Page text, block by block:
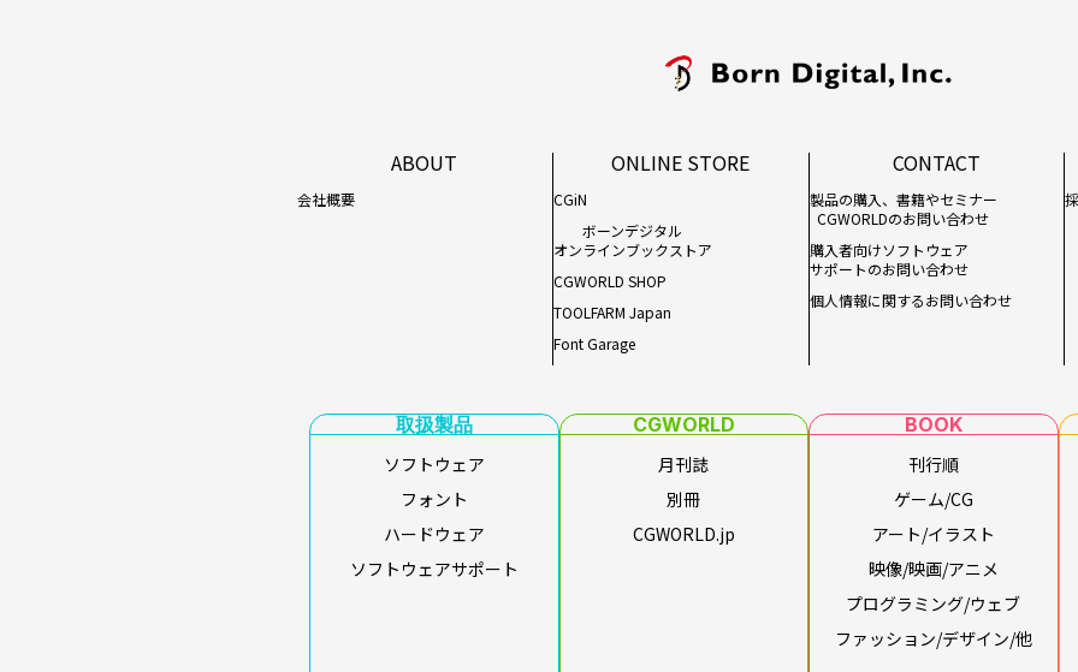
ABOUT
会社概要
ONLINE STORE
CGiN
ボーンデジタル
オンラインブックストア
CGWORLD SHOP
TOOLFARM Japan
Font Garage
CONTACT
製品の購入、書籍やセミナー
CGWORLDのお問い合わせ
購入者向けソフトウェア
サポートのお問い合わせ
個人情報に関するお問い合わせ
取扱製品
ソフトウェア
フォント
ハードウェア
ソフトウェアサポート
CGWORLD
月刊誌
別冊
CGWORLD.jp
BOOK
刊行順
ゲーム/CG
アート/イラスト
映像/映画/アニメ
プログラミング/ウェブ
ファッション/デザイン/他